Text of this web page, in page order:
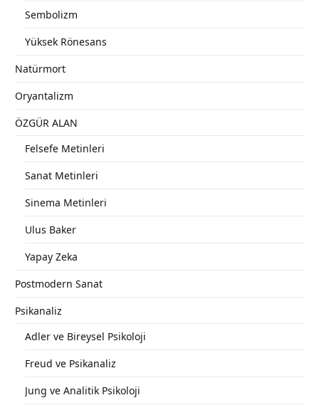
Sembolizm
Yüksek Rönesans
Natürmort
Oryantalizm
ÖZGÜR ALAN
Felsefe Metinleri
Sanat Metinleri
Sinema Metinleri
Ulus Baker
Yapay Zeka
Postmodern Sanat
Psikanaliz
Adler ve Bireysel Psikoloji
Freud ve Psikanaliz
Jung ve Analitik Psikoloji